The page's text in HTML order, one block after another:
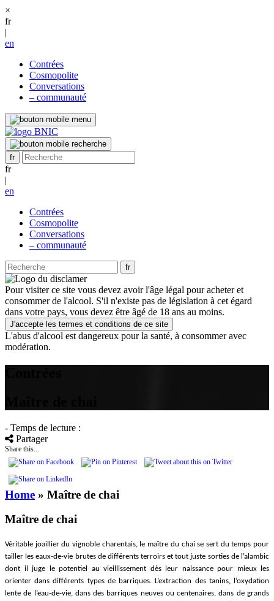
×
fr
|
en
Contrées
Cosmopolite
Conversations
– communauté
fr
|
en
Contrées
Cosmopolite
Conversations
– communauté
Pour visiter ce site vous devez avoir l'âge légal pour acheter et
consommer de l'alcool. S'il n'existe pas de législation à cet égard
dans votre pays, vous devez être âgé de 18 ans au moins.
J'accepte les termes et conditions de ce site
L'abus d'alcool est dangereux pour la santé, à consommer avec
modération.
- Temps de lecture :
Partager
Share this...
Home » Maître de chai
Maître de chai
Véritable joaillier du vignoble charentais, le maître du chai se sert du temps pour
tailler les eaux-de-vie brutes de différents terroirs et tout juste sorties de l’alambic
dont il juge le potentiel au vieillissement dès leur naissance pour mieux les
orienter dans différents types de barriques. L’extraction des tanins, l’oxydation
lente de l’eau-de-vie, dans des barriques neuves ou centenaires, dans de grands